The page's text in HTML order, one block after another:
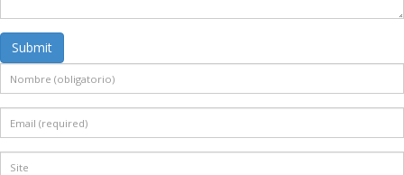
Submit